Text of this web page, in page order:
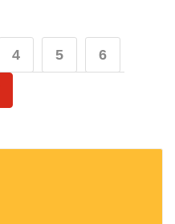
4 5 6